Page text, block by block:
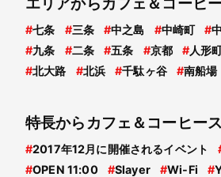
#七条 #三条 #中之島 #中崎町 #
#九条 #二条 #五条 #京都 #人形
#北大路 #北浜 #千駄ヶ谷 #南船場
特長からカフェ＆コーヒー
#2017年12月に開催されるイベント
#OPEN 11:00 #Slayer #Wi-Fi #